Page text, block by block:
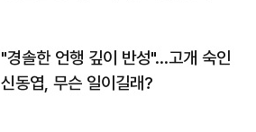
"경솔한 언행 깊이 반성"…고개 숙인
신동엽, 무슨 일이길래?